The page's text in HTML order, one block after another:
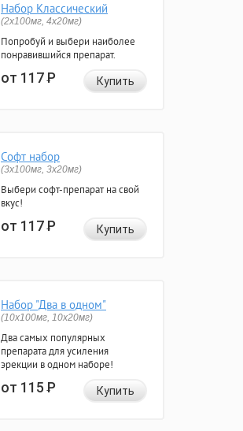
Набор Классический
(2x100мг, 4x20мг)
Попробуй и выбери наиболее
понравившийся препарат.
от 117Р Купить
Софт набор
(3x100мг, 3x20мг)
Выбери софт-препарат на свой
вкус!
от 117Р Купить
Набор "Два в одном"
(10x100мг, 10x20мг)
Два самых популярных
препарата для усиления
эрекции в одном наборе!
от 115Р Купить